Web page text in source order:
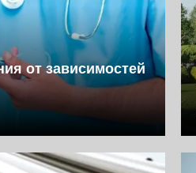
от зависимостей